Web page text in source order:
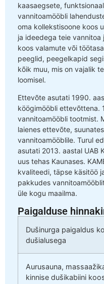
kaasaegsete,
vannitoamööbli
oma kollekstisoone koos
ja ideedega teie
koos valamute või
peeglid, peegelkapid
kõik muu, mis on vajalik
loomisel.
Ettevõte asutati 1990.
köögimööbli ettevõttena.
vannitoamööbli tootmist.
laienes ettevõte,
vannitoamööblile. Turul
asutati 2013. aastal UAB
uus tehas Kaunases.
kvaliteedi, täpse käsitöö
pakkudes
üle kogu maailma.
Paigalduse
Dušinurga paigaldus
dušialusega
Aurusauna,
kinnise dušikabiini